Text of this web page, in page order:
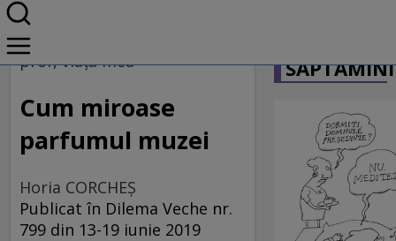
Home
EDITORIALE ȘI OPINII
TÎLC SHOW
prof, viața mea
Cum miroase
parfumul muzei
Horia CORCHEŞ
Publicat în Dilema Veche nr.
799 din 13-19 iunie 2019